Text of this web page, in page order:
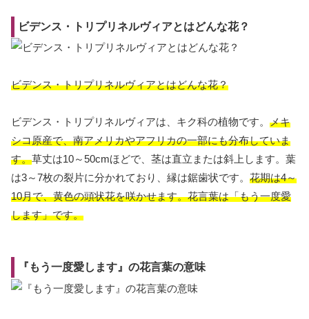
ビデンス・トリプリネルヴィアとはどんな花？
ビデンス・トリプリネルヴィアとはどんな花？
ビデンス・トリプリネルヴィアは、キク科の植物です。 メキ
シコ原産で、南アメリカやアフリカの一部にも分布していま
す。草丈は10～50cmほどで、茎は直立または斜上します。葉
は3～7枚の裂片に分かれており、縁は鋸歯状です。 花期は4～
10月で、黄色の頭状花を咲かせます。花言葉は「もう一度愛
します」です。
『もう一度愛します』の花言葉の意味